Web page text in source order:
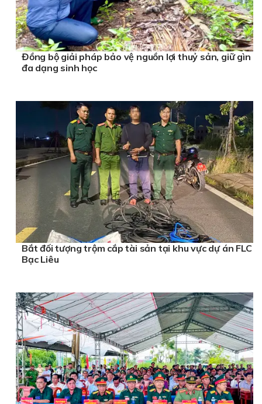
Đồng bộ giải pháp bảo vệ nguồn lợi thuỷ sản, giữ gìn
đa dạng sinh học
Bắt đối tượng trộm cắp tài sản tại khu vực dự án FLC
Bạc Liêu